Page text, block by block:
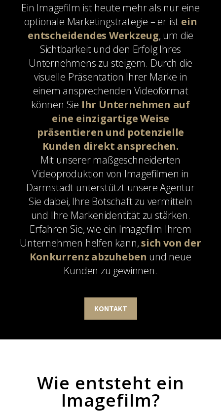
Ein Imagefilm ist heute mehr als nur eine
optionale Marketingstrategie – er ist ein
entscheidendes Werkzeug, um die
Sichtbarkeit und den Erfolg Ihres
Unternehmens zu steigern. Durch die
visuelle Präsentation Ihrer Marke in
einem ansprechenden Videoformat
können Sie Ihr Unternehmen auf
eine einzigartige Weise
präsentieren und potenzielle
Kunden direkt ansprechen.
Mit unserer maßgeschneiderten
Videoproduktion von Imagefilmen in
Darmstadt unterstützt unsere Agentur
Sie dabei, Ihre Botschaft zu vermitteln
und Ihre Markenidentität zu stärken.
Erfahren Sie, wie ein Imagefilm Ihrem
Unternehmen helfen kann,sich von der
Konkurrenz abzuheben und neue
Kunden zu gewinnen.
KONTAKT
Wie entsteht ein
Imagefilm?